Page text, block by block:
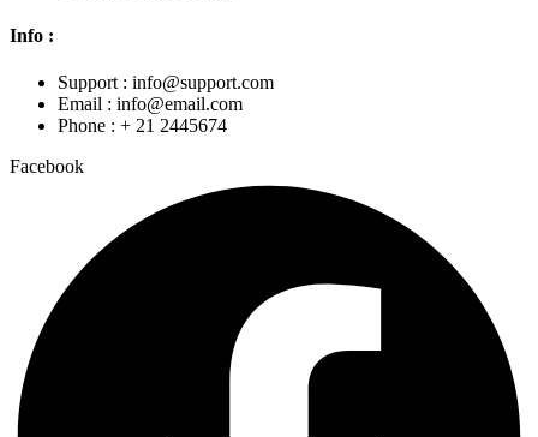
Info :
Support : info@support.com
Email : info@email.com
Phone : + 21 2445674
Facebook